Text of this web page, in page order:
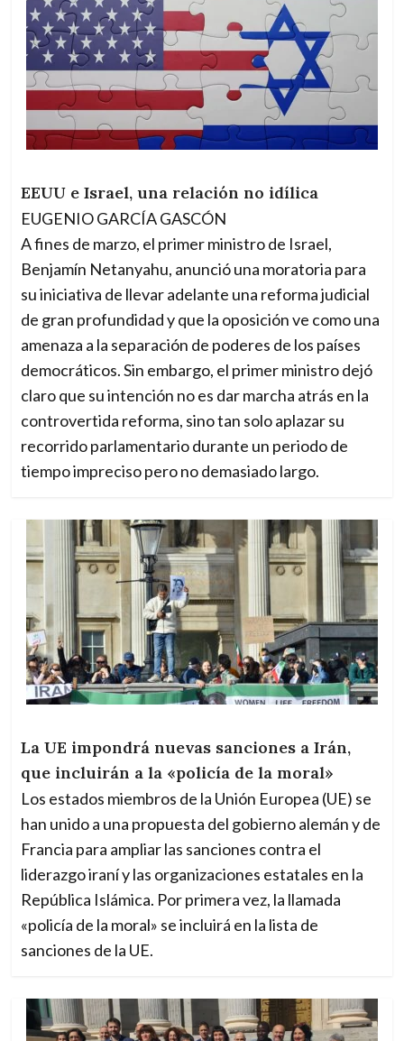
EEUU e Israel, una relación no idílica
EUGENIO GARCÍA GASCÓN
A fines de marzo, el primer ministro de Israel,
Benjamín Netanyahu, anunció una moratoria para
su iniciativa de llevar adelante una reforma judicial
de gran profundidad y que la oposición ve como una
amenaza a la separación de poderes de los países
democráticos. Sin embargo, el primer ministro dejó
claro que su intención no es dar marcha atrás en la
controvertida reforma, sino tan solo aplazar su
recorrido parlamentario durante un periodo de
tiempo impreciso pero no demasiado largo.
La UE impondrá nuevas sanciones a Irán,
que incluirán a la «policía de la moral»
Los estados miembros de la Unión Europea (UE) se
han unido a una propuesta del gobierno alemán y de
Francia para ampliar las sanciones contra el
liderazgo iraní y las organizaciones estatales en la
República Islámica. Por primera vez, la llamada
«policía de la moral» se incluirá en la lista de
sanciones de la UE.